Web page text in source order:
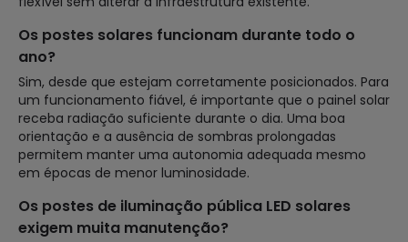
Os postes solares funcionam durante todo o
ano?
Sim, desde que estejam corretamente posicionados. Para
um funcionamento fiável, é importante que o painel solar
receba radiação suficiente durante o dia. Uma boa
orientação e a ausência de sombras prolongadas
permitem manter uma autonomia adequada mesmo
em épocas de menor luminosidade.
Os postes de iluminação pública LED solares
exigem muita manutenção?